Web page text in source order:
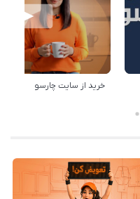
خرید از سایت چارسو